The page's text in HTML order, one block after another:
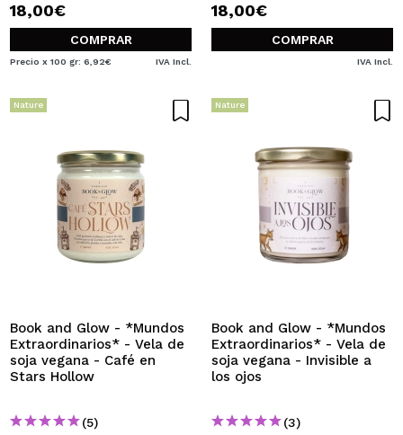
18,00€
COMPRAR
Precio x 100 gr: 6,92€ IVA Incl.
18,00€
COMPRAR
IVA Incl.
Nature
Book and Glow - *Mundos
Extraordinarios* - Vela de
soja vegana - Café en
Stars Hollow
(5)
Nature
Book and Glow - *Mundos
Extraordinarios* - Vela de
soja vegana - Invisible a
los ojos
(3)